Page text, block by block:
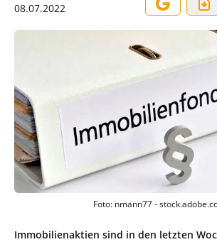
08.07.2022
Foto: nmann77 -
Immobilienaktien sind in den letzten